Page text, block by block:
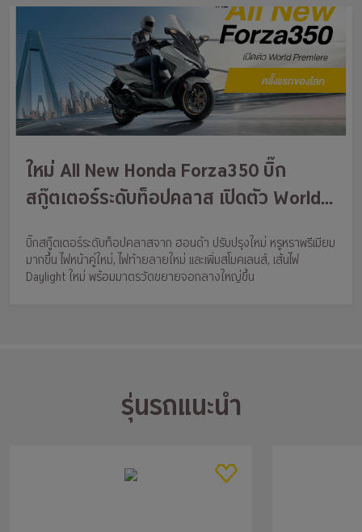
ใหม่ All New Honda Forza350 บิ๊ก
สกู๊ตเตอร์ระดับท็อปคลาส เปิดตัว World
บิ๊กสกู๊ตเตอร์ระดับท็อปคลาสจาก ฮอนด้า ปรับปรุงใหม่ หรูหราพรีเมียม
มากขึ้น ไฟหน้าคู่ใหม่, ไฟท้ายลายใหม่ และเพิ่มสโมคเลนส์, เส้นไฟ
Daylight ใหม่ พร้อมมาตรวัดขยายจอกลางใหญ่ขึ้น
รุ่นรถแนะนำ